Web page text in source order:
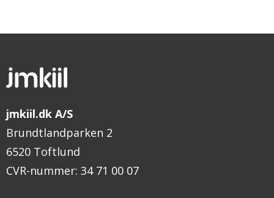
jmkiil.dk A/S
Brundtlandparken 2
6520 Toftlund
CVR-nummer: 34 71 00 07